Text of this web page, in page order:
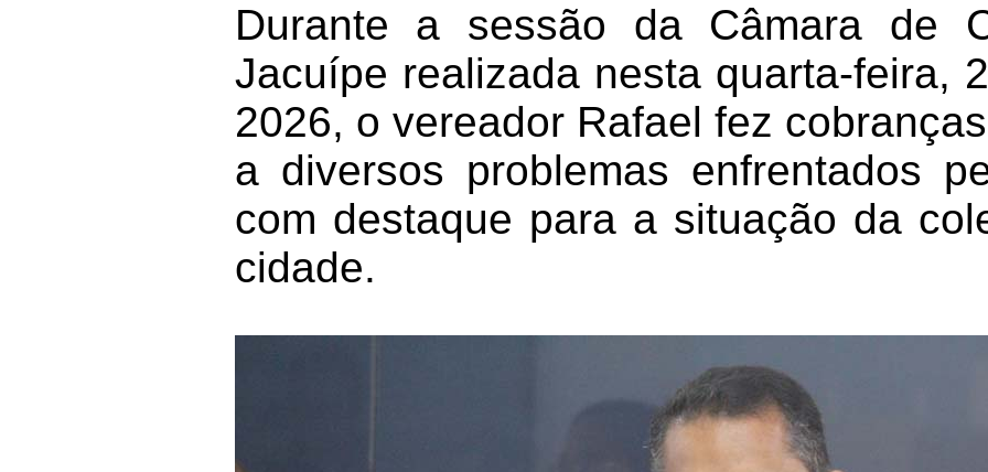
Durante a sessão da Câmara de
Jacuípe realizada nesta quarta-feira,
2026, o vereador Rafael fez
a diversos problemas enfrentados
com destaque para a situação da
cidade.